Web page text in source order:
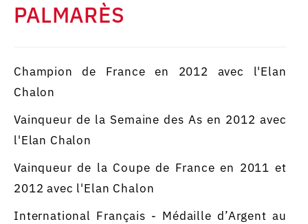
PALMARÈS
Champion de France en 2012 avec l'Elan
Chalon
Vainqueur de la Semaine des As en 2012 avec
l'Elan Chalon
Vainqueur de la Coupe de France en 2011 et
2012 avec l'Elan Chalon
International Français - Médaille d’Argent au